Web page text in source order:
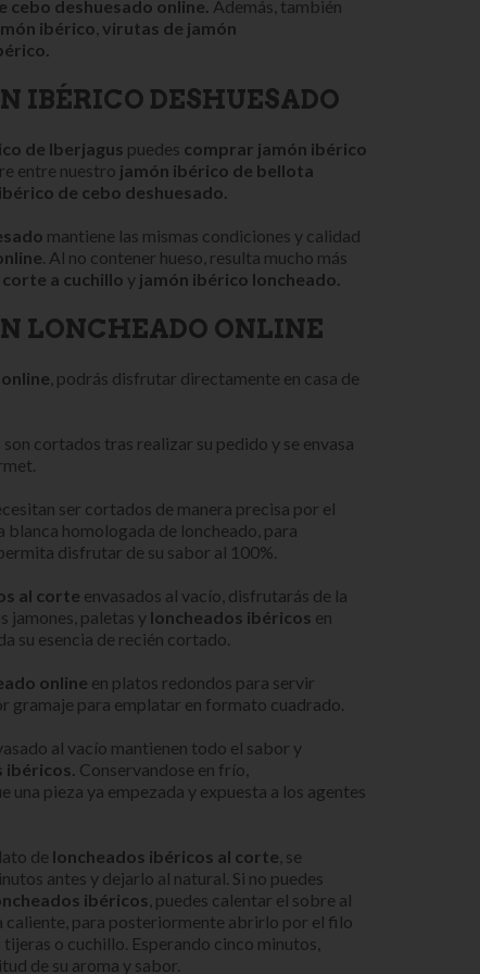
cebo deshuesado online. Además, también
ibérico virutas de jamón
IBÉRICO DESHUESADO
de Iberjagus puedes comprar jamón ibérico
entre nuestro jamón ibérico de bellota
de cebo deshuesado.
mantiene las mismas condiciones y calidad
. Al no contener hueso, resulta mucho más
a cuchillo y jamón ibérico loncheado.
LONCHEADO ONLINE
, podrás disfrutar directamente en casa de
son cortados tras realizar su pedido y se envasa
ser cortados de manera precisa por el
blanca homologada de loncheado, para
disfrutar de su sabor al 100%.
al corte envasados al vacío, disfrutarás de la
jamones, paletas y loncheados ibéricos en
su esencia de recién cortado.
online en platos redondos para servir
gramaje para emplatar en formato cuadrado.
al vacío mantienen todo el sabor y
ibéricos. Conservandose en frío,
una pieza ya empezada y expuesta a los agentes
de loncheados ibéricos al corte , se
antes y dejarlo al natural. Si no puedes
ibéricos , puedes calentar el sobre al
caliente, para posteriormente abrirlo por el filo
o cuchillo. Esperando cinco minutos,
de su aroma y sabor.